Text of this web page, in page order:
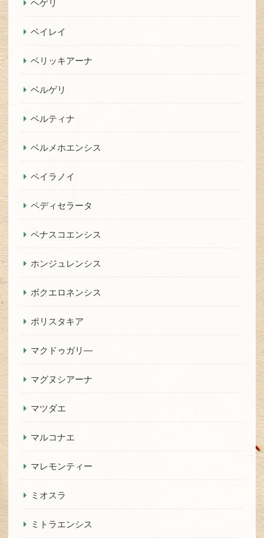
ヘゲリ
ベイレイ
ベリッキアーナ
ベルゲリ
ベルティナ
ベルメホエンシス
ペイラノイ
ペディセラータ
ペナスコエンシス
ホンジュレンシス
ボクエロネンシス
ポリスタキア
マクドゥガリ―
マグヌシアーナ
マツダエ
マルコナエ
マレモンティー
ミオスラ
ミトラエンシス